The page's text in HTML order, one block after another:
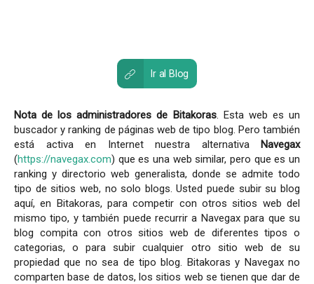
Ir al Blog
Nota de los administradores de Bitakoras. Esta web es un
buscador y ranking de páginas web de tipo blog. Pero también
está activa en Internet nuestra alternativa Navegax
(https://navegax.com) que es una web similar, pero que es un
ranking y directorio web generalista, donde se admite todo
tipo de sitios web, no solo blogs. Usted puede subir su blog
aquí, en Bitakoras, para competir con otros sitios web del
mismo tipo, y también puede recurrir a Navegax para que su
blog compita con otros sitios web de diferentes tipos o
categorias, o para subir cualquier otro sitio web de su
propiedad que no sea de tipo blog. Bitakoras y Navegax no
comparten base de datos, los sitios web se tienen que dar de